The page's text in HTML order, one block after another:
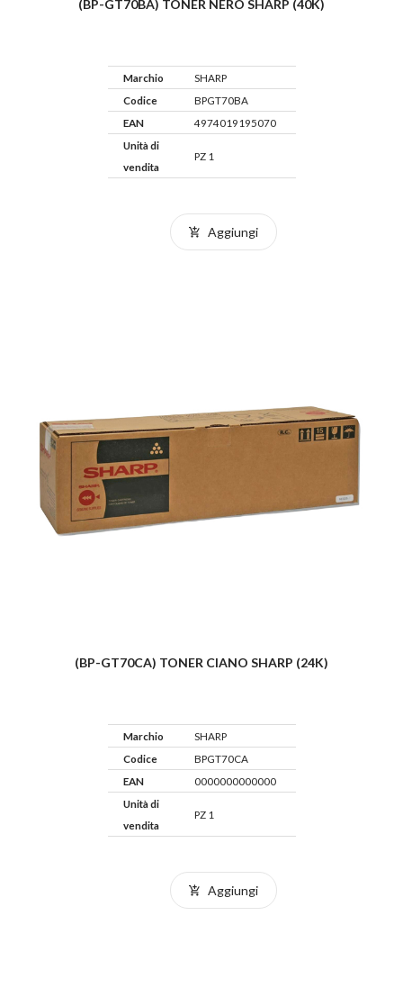
(BP-GT70BA) TONER NERO SHARP (40K)
Marchio
SHARP
Codice
BPGT70BA
EAN
4974019195070
Unità di
vendita
PZ 1
Aggiungi
(BP-GT70CA) TONER CIANO SHARP (24K)
Marchio
SHARP
Codice
BPGT70CA
EAN
0000000000000
Unità di
vendita
PZ 1
Aggiungi